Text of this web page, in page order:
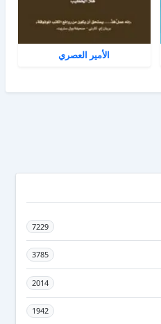
الأمير العصري
7229
3785
2014
1942